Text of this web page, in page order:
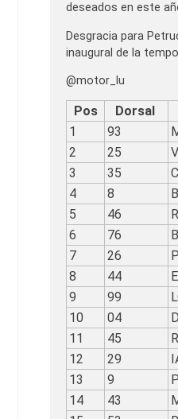
deseados en este
Desgracia para
inaugural de la
@motor_lu
Pos Dorsal
1
93
2
25
3
35
4
8
5
46
6
76
7
26
8
44
9
99
10
04
11
45
12
29
13
9
14
43